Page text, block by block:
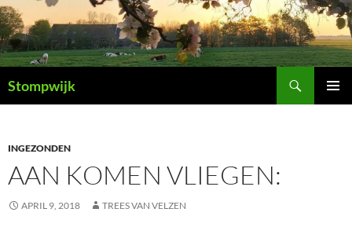
Ga
naar
de
inhoud
Stompwijk
INGEZONDEN
AAN KOMEN VLIEGEN:
APRIL 9, 2018 TREES VAN VELZEN